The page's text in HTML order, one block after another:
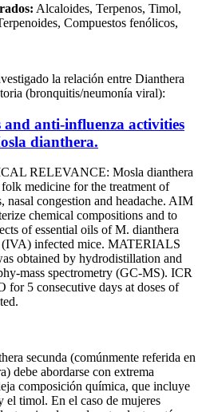
Alcaloides, Terpenos, Timol,
Compuestos fenólicos,
la relación entre Dianthera
(bronquitis/neumonía viral):
and anti-influenza activities
dianthera.
RELEVANCE: Mosla dianthera
medicine for the treatment of
nasal congestion and headache. AIM
chemical compositions and to
of essential oils of M. dianthera
infected mice. MATERIALS
obtained by hydrodistillation and
mass spectrometry (GC-MS). ICR
for 5 consecutive days at doses of
secunda (comúnmente referida en
debe abordarse con extrema
composición química, que incluye
el timol. En el caso de mujeres